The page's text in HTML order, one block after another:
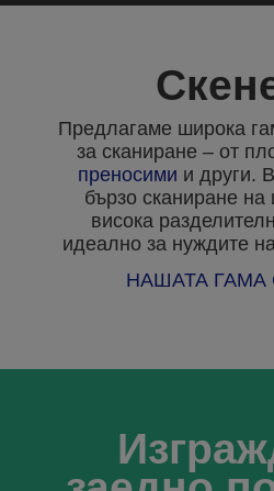
Предлагаме широка
за сканиране – от
преносими и други.
бързо сканиране
висока
идеално за нуждите
НАШАТА ГАМА